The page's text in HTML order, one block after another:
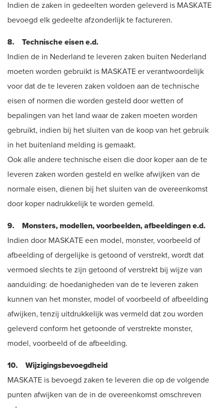
Indien de zaken in gedeelten worden geleverd is MASKATE
bevoegd elk gedeelte afzonderlijk te factureren.
8. Technische eisen e.d.
Indien de in Nederland te leveren zaken buiten Nederland
moeten worden gebruikt is MASKATE er verantwoordelijk
voor dat de te leveren zaken voldoen aan de technische
eisen of normen die worden gesteld door wetten of
bepalingen van het land waar de zaken moeten worden
gebruikt, indien bij het sluiten van de koop van het gebruik
in het buitenland melding is gemaakt.
Ook alle andere technische eisen die door koper aan de te
leveren zaken worden gesteld en welke afwijken van de
normale eisen, dienen bij het sluiten van de overeenkomst
door koper nadrukkelijk te worden gemeld.
9. Monsters, modellen, voorbeelden, afbeeldingen e.d.
Indien door MASKATE een model, monster, voorbeeld of
afbeelding of dergelijke is getoond of verstrekt, wordt dat
vermoed slechts te zijn getoond of verstrekt bij wijze van
aanduiding: de hoedanigheden van de te leveren zaken
kunnen van het monster, model of voorbeeld of afbeelding
afwijken, tenzij uitdrukkelijk was vermeld dat zou worden
geleverd conform het getoonde of verstrekte monster,
model, voorbeeld of de afbeelding.
10. Wijzigingsbevoegdheid
MASKATE is bevoegd zaken te leveren die op de volgende
punten afwijken van de in de overeenkomst omschreven